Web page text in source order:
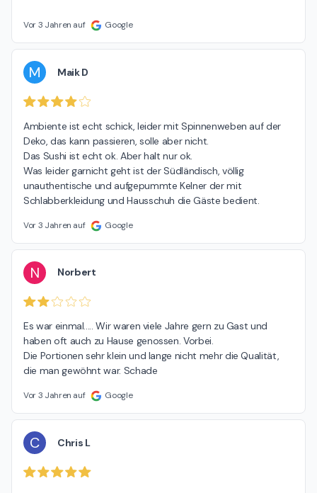
Vor 3 Jahren auf Google
M Maik D
Ambiente ist echt schick, leider mit Spinnenweben auf der
Deko, das kann passieren, solle aber nicht.
Das Sushi ist echt ok. Aber halt nur ok.
Was leider garnicht geht ist der Südländisch, völlig
unauthentische und aufgepummte Kelner der mit
Schlabberkleidung und Hausschuh die Gäste bedient.
Vor 3 Jahren auf Google
N Norbert
Es war einmal..... Wir waren viele Jahre gern zu Gast und
haben oft auch zu Hause genossen. Vorbei.
Die Portionen sehr klein und lange nicht mehr die Qualität,
die man gewöhnt war. Schade
Vor 3 Jahren auf Google
C Chris L